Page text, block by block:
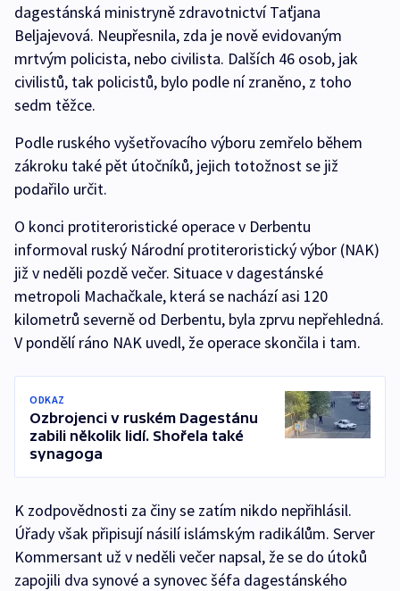
dagestánská ministryně zdravotnictví Taťjana
Beljajevová. Neupřesnila, zda je nově evidovaným
mrtvým policista, nebo civilista. Dalších 46 osob, jak
civilistů, tak policistů, bylo podle ní zraněno, z toho
sedm těžce.
Podle ruského vyšetřovacího výboru zemřelo během
zákroku také pět útočníků, jejich totožnost se již
podařilo určit.
O konci protiteroristické operace v Derbentu
informoval ruský Národní protiteroristický výbor (NAK)
již v neděli pozdě večer. Situace v dagestánské
metropoli Machačkale, která se nachází asi 120
kilometrů severně od Derbentu, byla zprvu nepřehledná.
V pondělí ráno NAK uvedl, že operace skončila i tam.
ODKAZ
Ozbrojenci v ruském Dagestánu
zabili několik lidí. Shořela také
synagoga
K zodpovědnosti za činy se zatím nikdo nepřihlásil.
Úřady však připisují násilí islámským radikálům. Server
Kommersant už v neděli večer napsal, že se do útoků
zapojili dva synové a synovec šéfa dagestánského